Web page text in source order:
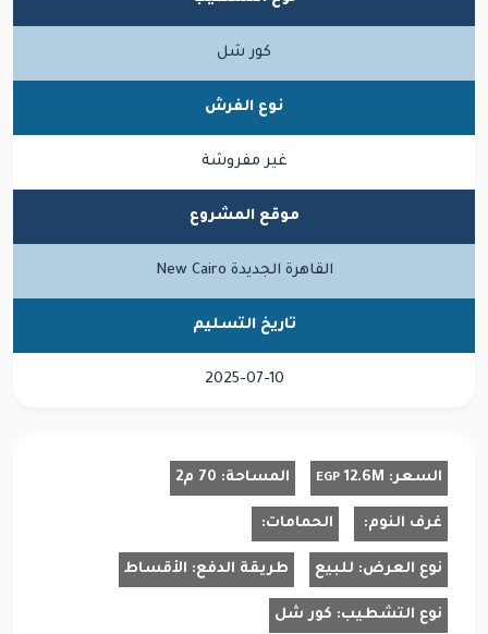
كور شل
نوع الفرش
غير مفروشة
موقع المشروع
القاهرة الجديدة New Cairo
تاريخ التسليم
2025-07-10
السعر: 12.6M
EGP المساحة: 70 م2
غرف النوم: الحمامات:
نوع العرض: للبيع طريقة الدفع: الأقساط
نوع التشطيب: كور شل